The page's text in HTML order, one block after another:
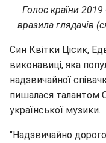
Голос країни
вразила глядачів
Син Квітки Цісик,
виконавиці, яка
надзвичайної
пишалася талантом
української музики.
"Надзвичайно